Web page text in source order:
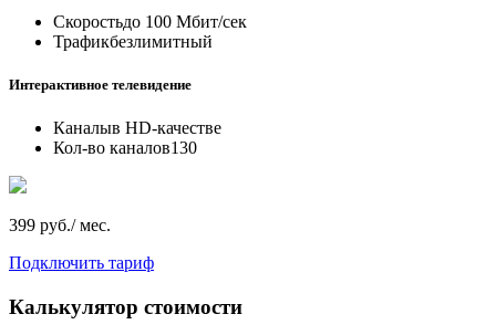
Скоростьдо 100 Мбит/сек
Трафикбезлимитный
Интерактивное телевидение
Каналыв HD-качестве
Кол-во каналов130
399 руб./ мес.
Подключить тариф
Калькулятор стоимости